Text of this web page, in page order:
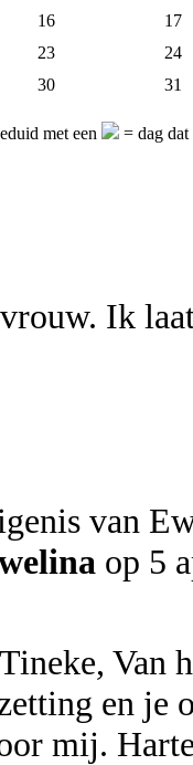
16
17
23
24
30 31
met een = dag
Ik
op 5
Van
en je
mij.